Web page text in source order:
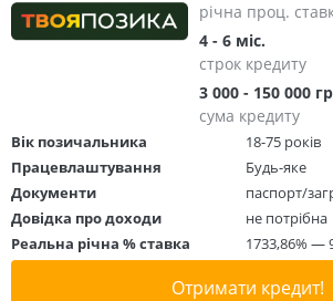
річна проц.
4 - 6 міс.
строк кредиту
3 000 - 150 000
сума кредиту
Вік позичальника
18-75 років
Працевлаштування
Будь-яке
Документи
паспорт/
Довідка про доходи
не потрібна
Реальна річна % ставка
1733,86% —
Отримати кредит!